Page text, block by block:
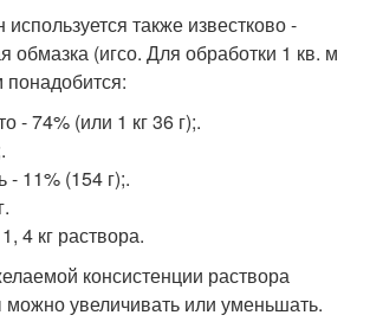
также известково -
обмазка (игсо. Для обработки 1 кв. м
понадобится:
- 74% (или 1 кг 36 г);.
11% (154 г);.
4 кг раствора.
консистенции раствора
можно увеличивать или уменьшать.